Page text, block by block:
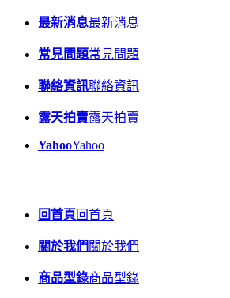
最新消息最新消息
常見問題常見問題
聯絡資訊聯絡資訊
露天拍賣露天拍賣
YahooYahoo
回首頁回首頁
關於我們 關於我們
商品型錄商品型錄